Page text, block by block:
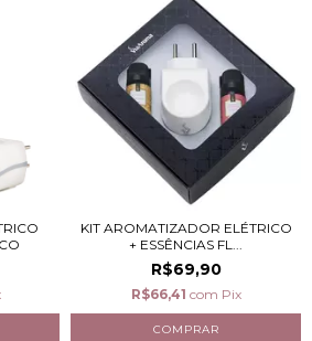
KIT AROMATIZADOR ELÉTRICO
+ ESSÊNCIAS FL...
R$69,90
R$66,41 com Pix